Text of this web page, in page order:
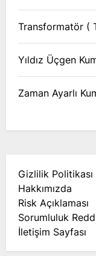
Transformatör (
Yıldız Üçgen
Zaman Ayarlı
Gizlilik Politikası
Hakkımızda
Risk Açıklaması
Sorumluluk
İletişim Sayfası